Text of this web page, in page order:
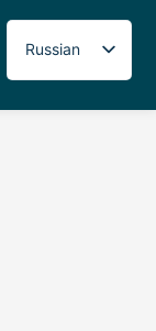
Russian
Georgian